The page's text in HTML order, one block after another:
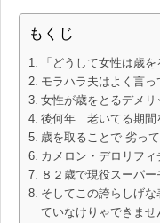
もくじ
「どうして女性は歳
モラハラ夫はよく言っ
女性が歳をとるデメリ
後何年 老いてる期間
歳を取ることで 劣っ
カメロン・デロリフィ
８２歳で現役スーパ
そしてこの誇らしげ
ていなけりゃできませ